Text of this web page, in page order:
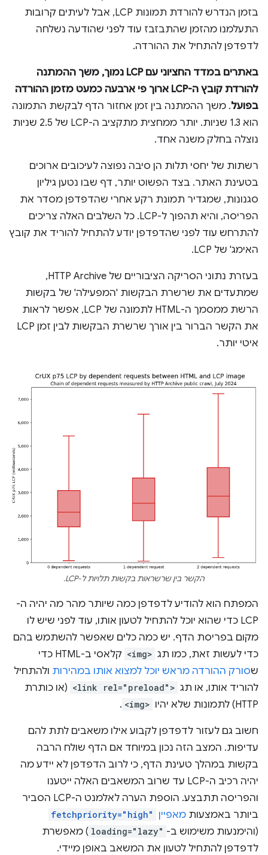
בזמן הנדרש להורדת תמונות LCP, אבל לעיתים קרובות
התעלמנו מהזמן שהתבזבז עוד לפני שהודעה נשלחה
לדפדפן להתחיל את ההורדה.
באתרים במדד החציוני עם LCP נמוך, משך ההמתנה
להורדת קובץ ה-LCP ארוך פי ארבעה כמעט מזמן ההורדה
בפועל. משך ההמתנה בין זמן אחזור הדף לבקשת התמונה
הוא 1.3 שניות. יותר ממחצית מתקציב ה-LCP של 2.5 שניות
נוצלה בחלק משנה אחד.
רשתות של יחסי תלות הן סיבה נפוצה לעיכובים ארוכים
בטעינת האתר. בצד הפשוט יותר, דף שבו נטען גיליון
סגנונות, שמגדיר תמונת רקע אחרי שהדפדפן מסדר את
הפריסה, והיא תהפוך ל-LCP. כל השלבים האלה צריכים
להתרחש עוד לפני שהדפדפן יודע להתחיל להוריד את קובץ
האימג' של LCP.
בעזרת נתוני הסריקה הציבוריים של HTTP Archive,
שמתעדים את שרשרת הבקשות 'המפעילה' של בקשות
הרשת ממסמך ה-HTML לתמונה של LCP, אפשר לראות
את הקשר הברור בין אורך שרשרת הבקשות לבין זמן LCP
איטי יותר.
הקשר בין שרשראות בקשות תלויות ל-LCP.
המפתח הוא להודיע לדפדפן כמה שיותר מהר מה יהיה ה-
LCP כדי שהוא יוכל להתחיל לטעון אותו, עוד לפני שיש לו
מקום בפריסת הדף. יש כמה כלים שאפשר להשתמש בהם
כדי לעשות זאת, כמו תג <img>
קלאסי ב-HTML כדי
שסורק ההורדה מראש יוכל למצוא אותו במהירות ולהתחיל
להוריד אותו, או תג <link rel="preload"> (או כותרת
HTTP) לתמונות שלא יהיו
<img>
.
חשוב גם לעזור לדפדפן לקבוע אילו משאבים לתת להם
עדיפות. המצב הזה נכון במיוחד אם הדף שולח הרבה
בקשות במהלך טעינת הדף, כי לרוב הדפדפן לא יידע מה
יהיה רכיב ה-LCP עד שרוב המשאבים האלה ייטענו
והפריסה תתבצע. הוספת הערה לאלמנט ה-LCP הסביר
ביותר באמצעות מאפיין fetchpriority="high"
(והימנעות משימוש ב- loading="lazy" ) מאפשרת
לדפדפן להתחיל לטעון את המשאב באופן מיידי.